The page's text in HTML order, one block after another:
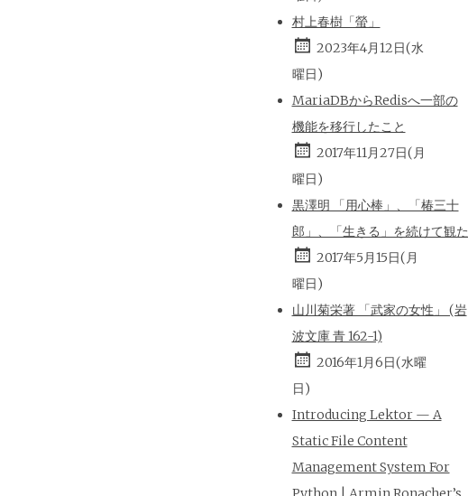
村上春樹「螢」
2023年4月12日(水
曜日)
MariaDBからRedisへ一部の
機能を移行したこと
2017年11月27日(月
曜日)
黒澤明 「用心棒」、「椿三十
郎」、「生きる」を続けて観た
2017年5月15日(月
曜日)
山川菊栄著 「武家の女性」 (岩
波文庫 青 162-1)
2016年1月6日(水曜
日)
Introducing Lektor — A
Static File Content
Management System For